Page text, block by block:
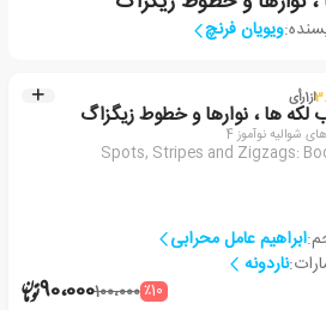
ویویان فرنچ
از1رأی
لکه ها ، نوارها و خطوط زیگزاگ
شوالیه نوآموز 4
Spots, Stripes and Zigzags:
ابراهیم عامل محرابی
ناردونه
٪10100،00090،000